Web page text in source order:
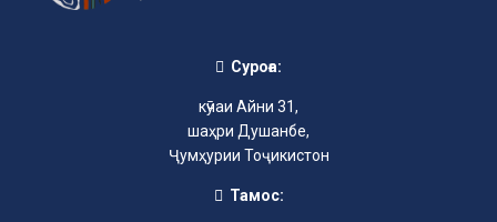
Суроға:
кӯчаи Айни 31,
шаҳри Душанбе,
Ҷумҳурии Тоҷикистон
Тамос: